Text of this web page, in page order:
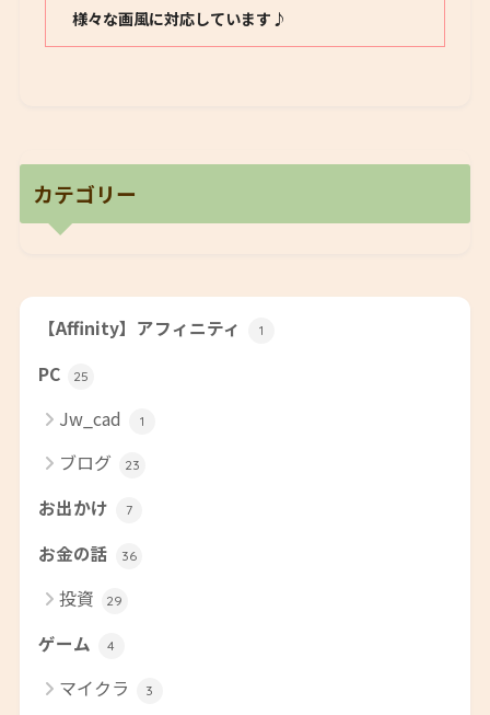
様々な画風に対応しています♪
カテゴリー
【Affinity】アフィニティ 1
PC 25
Jw_cad 1
ブログ 23
お出かけ 7
お金の話 36
投資 29
ゲーム 4
マイクラ 3